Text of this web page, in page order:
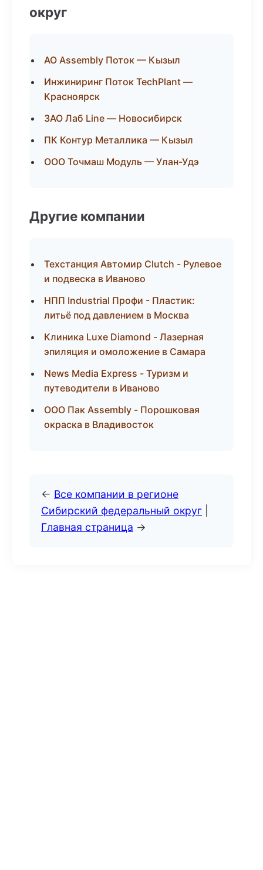
округ
АО Assembly Поток — Кызыл
Инжиниринг Поток TechPlant —
Красноярск
ЗАО Лаб Line — Новосибирск
ПК Контур Металлика — Кызыл
ООО Точмаш Модуль — Улан-Удэ
Другие компании
Техстанция Автомир Clutch - Рулевое
и подвеска в Иваново
НПП Industrial Профи - Пластик:
литьё под давлением в Москва
Клиника Luxe Diamond - Лазерная
эпиляция и омоложение в Самара
News Media Express - Туризм и
путеводители в Иваново
ООО Пак Assembly - Порошковая
окраска в Владивосток
← Все компании в регионе
Сибирский федеральный округ
Главная страница →